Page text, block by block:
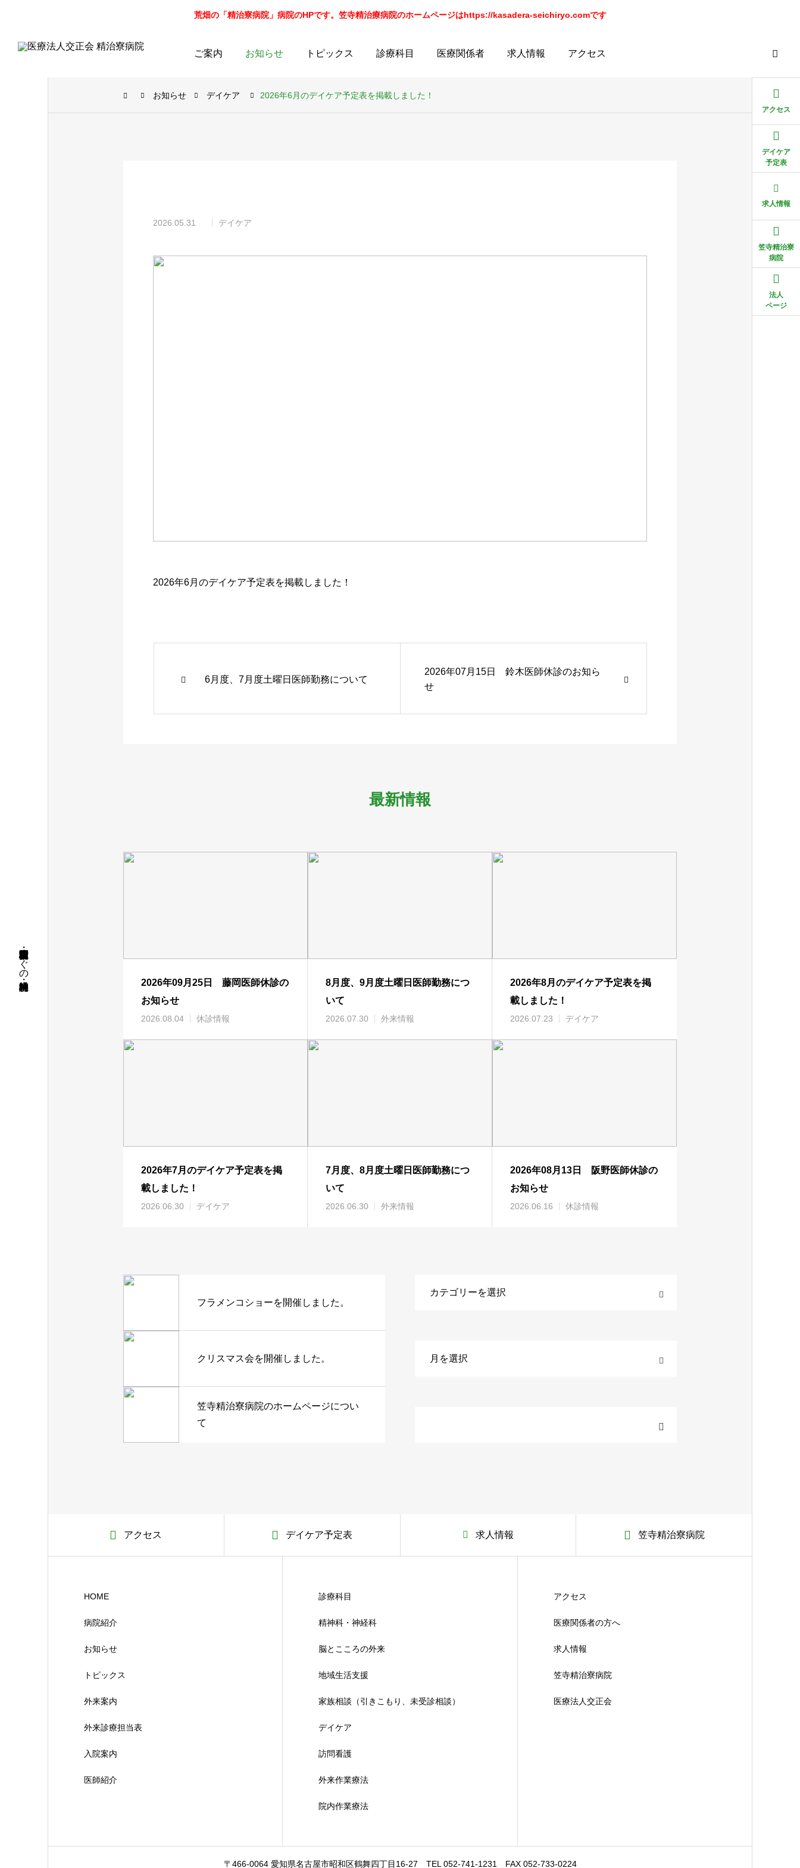
荒畑の「精治寮病院」病院のHPです。笠寺精治療病院のホームページはhttps://kasadera-seichiryo.comです
ご案内 お知らせ トピックス 診療科目 医療関係者 求人情報 アクセス
名古屋市昭和区・荒畑駅徒歩すぐの精神科・神経科病院
アクセス
デイケア
予定表
求人情報
笠寺精治寮
病院
法人
ページ
お知らせ デイケア 2026年6月のデイケア予定表を掲載しました！
2026.05.31 デイケア
2026年6月のデイケア予定表を掲載しました！
6月度、7月度土曜日医師勤務について
2026年07月15日 鈴木医師休診のお知ら
せ
最新情報
2026年09月25日 藤岡医師休診の
お知らせ
2026.08.04 休診情報
8月度、9月度土曜日医師勤務につ
いて
2026.07.30 外来情報
2026年8月のデイケア予定表を掲
載しました！
2026.07.23 デイケア
2026年7月のデイケア予定表を掲
載しました！
2026.06.30 デイケア
7月度、8月度土曜日医師勤務につ
いて
2026.06.30 外来情報
2026年08月13日 阪野医師休診の
お知らせ
2026.06.16 休診情報
フラメンコショーを開催しました。
クリスマス会を開催しました。
笠寺精治寮病院のホームページについ
て
アクセス デイケア予定表 求人情報 笠寺精治寮病院
HOME
病院紹介
お知らせ
トピックス
外来案内
外来診療担当表
入院案内
医師紹介
診療科目
精神科・神経科
脳とこころの外来
地域生活支援
家族相談（引きこもり、未受診相談）
デイケア
訪問看護
外来作業療法
院内作業療法
アクセス
医療関係者の方へ
求人情報
笠寺精治寮病院
医療法人交正会
〒466-0064 愛知県名古屋市昭和区鶴舞四丁目16-27 TEL 052-741-1231 FAX 052-733-0224